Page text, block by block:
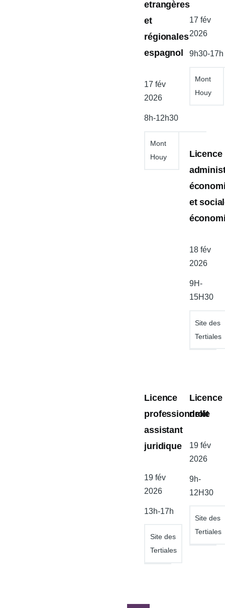
etrangères
et
régionales
espagnol
Date
de
17 fév
2026
8h-12h30
Mont
Houy
Date
de
17 fév
2026
9h30-17h
Mont
Houy
Licence
et
Date
de
18 fév
2026
9H-
15H30
Site des
Tertiales
Licence
professionnelle
assistant
juridique
Date
de
19 fév
2026
13h-17h
Site des
Tertiales
Licence
droit
Date
de
19 fév
2026
9h-
12H30
Site des
Tertiales